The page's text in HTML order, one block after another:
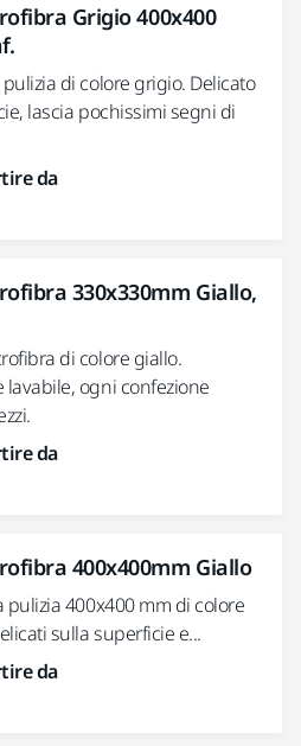
Grigio 400x400
di colore grigio. Delicato
lascia pochissimi segni di
da
330x330mm Giallo,
di colore giallo.
lavabile, ogni confezione
da
400x400mm Giallo
400x400 mm di colore
sulla superficie e...
da